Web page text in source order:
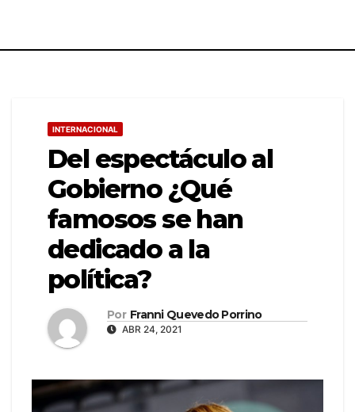
INTERNACIONAL
Del espectáculo al
Gobierno ¿Qué
famosos se han
dedicado a la
política?
Por Franni Quevedo Porrino
ABR 24, 2021